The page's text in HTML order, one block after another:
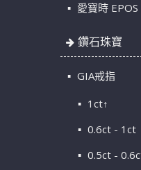
愛寶時 EPOS
鑽石珠寶
GIA戒指
1ct↑
0.6ct - 1ct
0.5ct -